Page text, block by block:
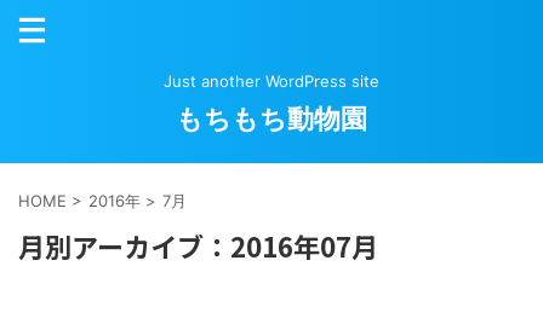
Just another WordPress site
もちもち動物園
HOME > 2016年 > 7月
月別アーカイブ：2016年07月